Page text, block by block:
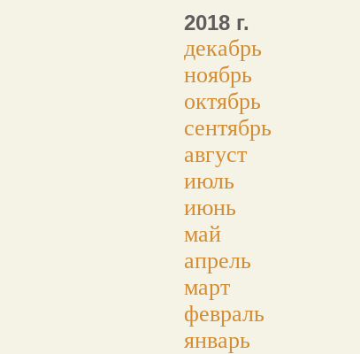
2018 г.
декабрь
ноябрь
октябрь
сентябрь
август
июль
июнь
май
апрель
март
февраль
январь